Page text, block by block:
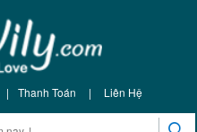
| Thanh Toán | Liên Hệ